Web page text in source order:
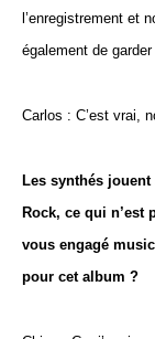
l’enregistrement et
également de garder
Carlos : C’est vrai,
Les synthés
Rock, ce qui n’est
vous engagé
pour cet album ?